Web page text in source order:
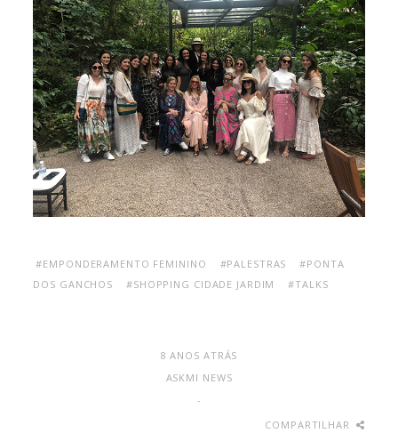
#EMPONDERAMENTO FEMININO #PALESTRAS
#PONTA
DOS GANCHOS
#SHOPPING CIDADE JARDIM #TALKS
8 ANOS ATRÁS
ASKMI NEWS
-
COMPARTILHAR